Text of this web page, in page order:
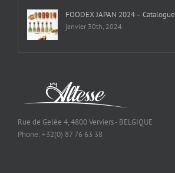
FOODEX JAPAN 2024 – Catalogue
janvier 30th, 2024
Rue de Gelée 4, 4800 Verviers - BELGIQUE
Phone: +32(0) 87 76 63 38